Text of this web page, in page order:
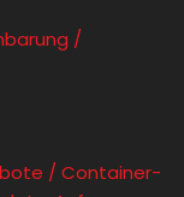
/
/ Container-